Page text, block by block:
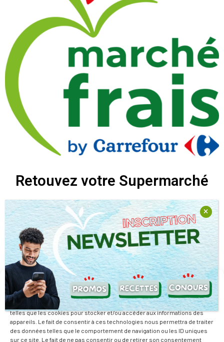
Gérer le consentement
Pour offrir les meilleures expériences, nous utilisons des technologies
telles que les cookies pour stocker et/ou accéder aux informations des
appareils. Le fait de consentir à ces technologies nous permettra de traiter
des données telles que le comportement de navigation ou les ID uniques
sur ce site. Le fait de ne pas consentir ou de retirer son consentement
Retouvez votre Supermarché
Retrouvez nous sur nos réseaux sociaux
Nous travaillons avec la passion de relever des défis pour vous
offrir la possibilité de mieux manger tout en dépensant moins.
En savoir plus
Mentions Légales